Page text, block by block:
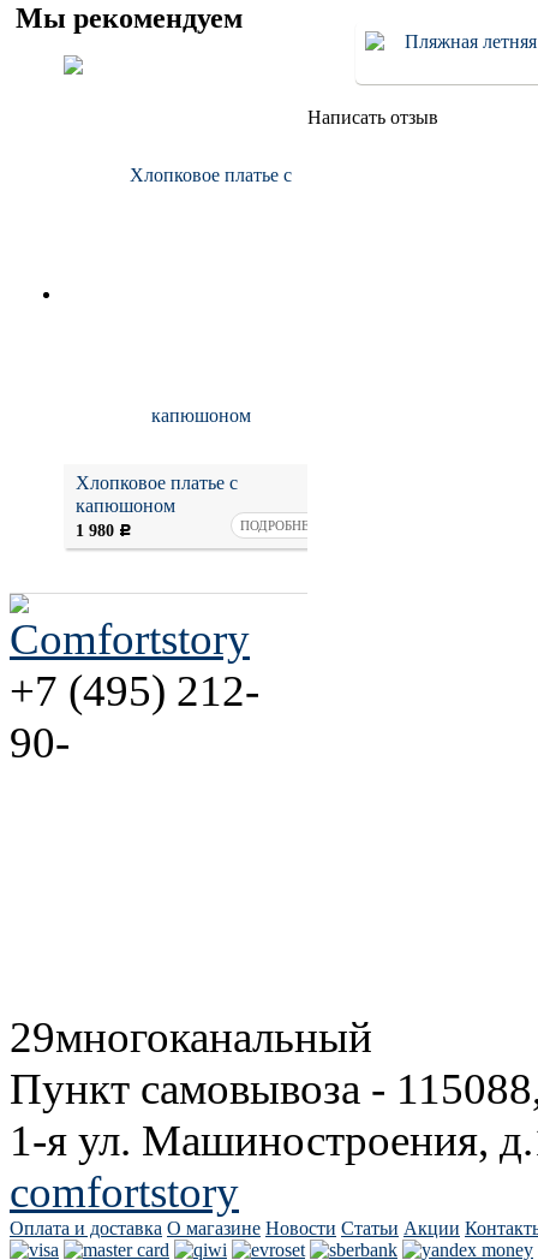
Написать отзыв
Мы рекомендуем
Хлопковое платье с
капюшоном
1 980 Р ПОДРОБНЕЕ
+7 (495) 212-
90-
29многоканальный
Пункт самовывоза -
1-я ул. Машиностроения,
comfortstory
Оплата и доставка О магазине Новости Статьи Акции